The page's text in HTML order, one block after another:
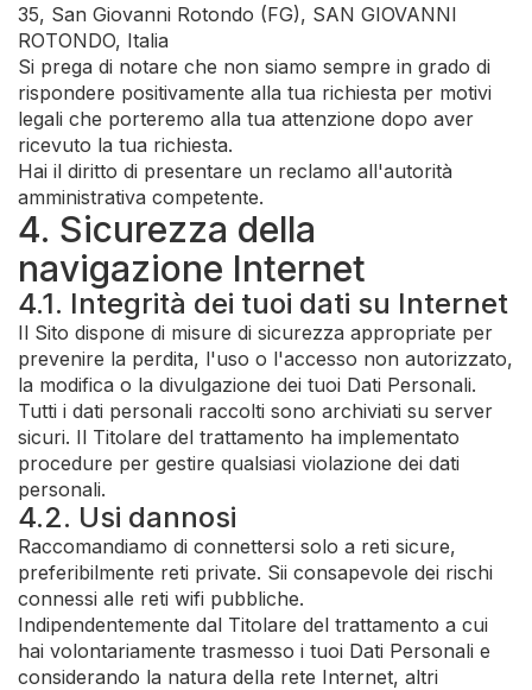
35, San Giovanni Rotondo (FG), SAN GIOVANNI
ROTONDO, Italia
Si prega di notare che non siamo sempre in grado di
rispondere positivamente alla tua richiesta per motivi
legali che porteremo alla tua attenzione dopo aver
ricevuto la tua richiesta.
Hai il diritto di presentare un reclamo all'autorità
amministrativa competente.
4. Sicurezza della
navigazione Internet
4.1. Integrità dei tuoi dati su Internet
Il Sito dispone di misure di sicurezza appropriate per
prevenire la perdita, l'uso o l'accesso non autorizzato,
la modifica o la divulgazione dei tuoi Dati Personali.
Tutti i dati personali raccolti sono archiviati su server
sicuri. Il Titolare del trattamento ha implementato
procedure per gestire qualsiasi violazione dei dati
personali.
4.2. Usi dannosi
Raccomandiamo di connettersi solo a reti sicure,
preferibilmente reti private. Sii consapevole dei rischi
connessi alle reti wifi pubbliche.
Indipendentemente dal Titolare del trattamento a cui
hai volontariamente trasmesso i tuoi Dati Personali e
considerando la natura della rete Internet, altri